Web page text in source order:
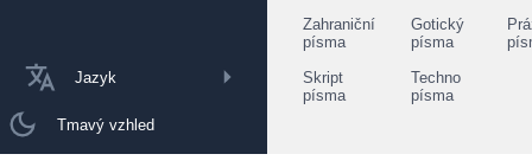
Jazyk
Tmavý vzhled
Zahraniční
písma
Gotický
písma
Skript
písma
Techno
písma